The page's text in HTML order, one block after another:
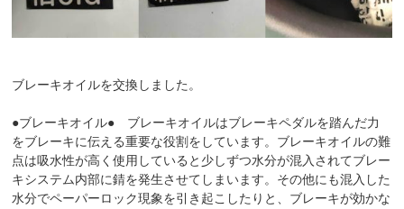
ブレーキオイルを交換しました。
●ブレーキオイル● ブレーキオイルはブレーキペダルを踏んだ力
をブレーキに伝える重要な役割をしています。ブレーキオイルの難
点は吸水性が高く使用していると少しずつ水分が混入されてブレー
キシステム内部に錆を発生させてしまいます。その他にも混入した
水分でペーパーロック現象を引き起こしたりと、ブレーキが効かな